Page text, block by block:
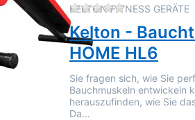
KELTON FITNESS GERÄTE
Zu diesem
Kelton -
HOME HL6
Sie fragen sich, wie Sie
Bauchmuskeln entwickeln
herauszufinden, wie Sie
Da…